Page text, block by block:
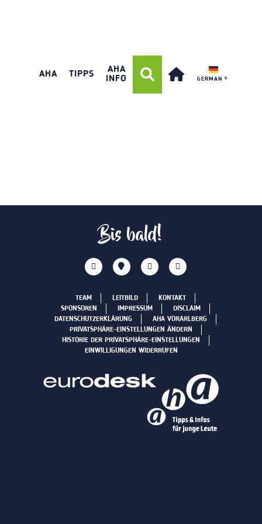
AHA TIPPS
AHA
INFO
GERMAN ▼
Bis bald!
TEAM LEITBILD
KONTAKT
SPONSOREN
IMPRESSUM
DISCLAIM
DATENSCHUTZERKLÄRUNG
AHA VORARLBERG
PRIVATSPHÄRE-EINSTELLUNGEN ÄNDERN
HISTORIE DER PRIVATSPHÄRE-EINSTELLUNGEN
EINWILLIGUNGEN WIDERRUFEN